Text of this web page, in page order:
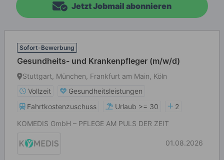
Jetzt Jobmail abonnieren
Sofort-Bewerbung
Gesundheits- und Krankenpfleger (m/w/d)
Stuttgart, München, Frankfurt am Main, Köln
Vollzeit
Gesundheitsleistungen
Fahrtkostenzuschuss
Urlaub >= 30
2
KOMEDIS GmbH – PFLEGE AM PULS DER ZEIT
01.08.2026